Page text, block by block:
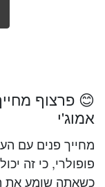
😊 פרצוף
אמוג'י
פופולרי, כי זה